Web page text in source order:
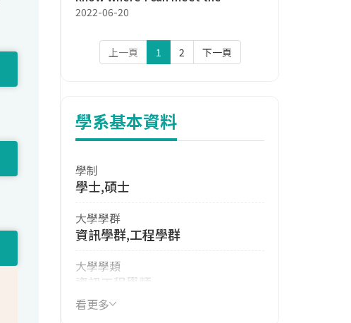
accounting teacher?
2022-06-20
上一頁 1 2 下一頁
學系基本資料
學制
學士,碩士
大學學群
資訊學群,工程學群
大學學類
資訊工程學類
技職群類
看更多